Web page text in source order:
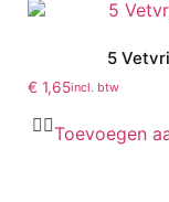
5
€ 1,65incl. btw
Toevoegen